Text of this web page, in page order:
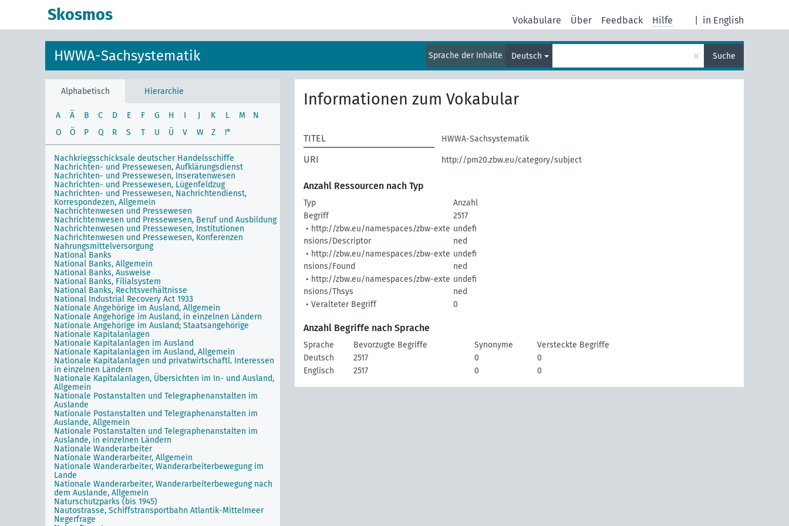
Skosmos in English
Vokabulare Über Feedback Hilfe
HWWA-Sachsystematik Sprache der Inhalte Deutsch × Suche
Alphabetisch Hierarchie
A Ä B C D E F G H I J K L M
N
O
Ö P Q R S T U Ü V W Z !*
Nachkriegsschicksale deutscher Handelsschiffe
Nachrichten- und Pressewesen, Aufklärungsdienst
Nachrichten- und Pressewesen, Inseratenwesen
Nachrichten- und Pressewesen, Lügenfeldzug
Nachrichten- und Pressewesen, Nachrichtendienst,
Korrespondezen, Allgemein
Nachrichtenwesen und Pressewesen
Nachrichtenwesen und Pressewesen, Beruf und Ausbildung
Nachrichtenwesen und Pressewesen, Institutionen
Nachrichtenwesen und Pressewesen, Konferenzen
Nahrungsmittelversorgung
National Banks
National Banks, Allgemein
National Banks, Ausweise
National Banks, Filialsystem
National Banks, Rechtsverhältnisse
National Industrial Recovery Act 1933
Nationale Angehörige im Ausland, Allgemein
Nationale Angehörige im Ausland, in einzelnen Ländern
Nationale Angehörige im Ausland; Staatsangehörige
Nationale Kapitalanlagen
Nationale Kapitalanlagen im Ausland
Nationale Kapitalanlagen im Ausland, Allgemein
Nationale Kapitalanlagen und privatwirtschaftl. Interessen
in einzelnen Ländern
Nationale Kapitalanlagen, Übersichten im In- und Ausland,
Allgemein
Nationale Postanstalten und Telegraphenanstalten im
Auslande
Nationale Postanstalten und Telegraphenanstalten im
Auslande, Allgemein
Nationale Postanstalten und Telegraphenanstalten im
Auslande, in einzelnen Ländern
Nationale Wanderarbeiter
Nationale Wanderarbeiter, Allgemein
Nationale Wanderarbeiter, Wanderarbeiterbewegung im
Lande
Nationale Wanderarbeiter, Wanderarbeiterbewegung nach
dem Auslande, Allgemein
Naturschutzparks (bis 1945)
Nautostrasse, Schiffstransportbahn Atlantik-Mittelmeer
Negerfrage
Informationen zum Vokabular
TITEL HWWA-Sachsystematik
URI http://pm20.zbw.eu/category/subject
Anzahl Ressourcen nach Typ
Typ
Anzahl
Begriff
2517
• http://zbw.eu/namespaces/zbw-exte
nsions/Descriptor
undefi
ned
• http://zbw.eu/namespaces/zbw-exte
nsions/Found
undefi
ned
• http://zbw.eu/namespaces/zbw-exte
nsions/Thsys
undefi
ned
• Veralteter Begriff
0
Anzahl Begriffe nach Sprache
Sprache Bevorzugte Begriffe Synonyme
Versteckte Begriffe
Deutsch
2517 0
0
Englisch
2517 0 0